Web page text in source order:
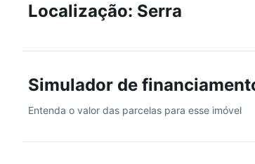
Localização: Serra
Simulador de
Entenda o valor das parcelas para esse imóvel